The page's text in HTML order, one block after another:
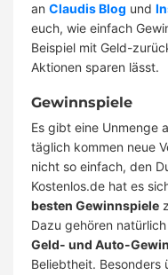
an Claudis Blog und
euch, wie einfach
Beispiel mit Geld-
Aktionen sparen lässt.
Gewinnspiele
Es gibt eine Unmenge
täglich kommen neue
nicht so einfach, den
Kostenlos.de hat es
besten Gewinnspiele
Dazu gehören natürlich
Geld- und Auto-
Beliebtheit. Besonders